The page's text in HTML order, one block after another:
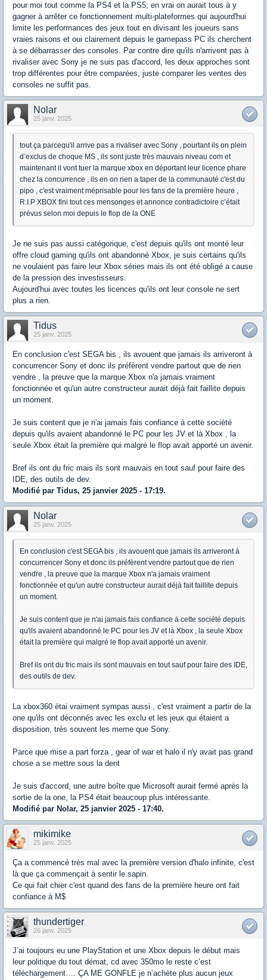
pour moi tout comme la PS4 et la PS5; en vrai on aurait tous à y
gagner à arrêter ce fonctionnement multi-plateformes qui aujourd'hui
limite les performances des jeux tout en divisant les joueurs sans
vraies raisons et oui clairement depuis le gamepass PC ils cherchent
à se débarrasser des consoles. Par contre dire qu'ils n'arrivent pas à
rivaliser avec Sony je ne suis pas d'accord, les deux approches sont
trop différentes pour être comparées, juste comparer les ventes des
consoles ne suffit pas.
Nolar
25 janv. 2025
tout ça parcequ'il arrive pas a rivaliser avec Sony , pourtant ils on plein
d’exclus de choque MS , ils sont juste très mauvais niveau com et
maintenant il vont tuer la marque xbox en déportant leur licence phare
chez la concurrence , ils en on rien a taper de la communauté c'est du
pipo , c'est vraiment méprisable pour les fans de la première heure ,
R.I.P XBOX fini tout ces mensonges et annonce contradictoire c’était
prévus selon moi depuis le flop de la ONE
Je ne suis pas aussi catégorique, c'est depuis qu'ils ont monté leur
offre cloud gaming qu'ils ont abandonné Xbox, je suis certains qu'ils
ne voulaient pas faire leur Xbox séries mais ils ont été obligé a cause
de la pression des investisseurs.
Aujourd'hui avec toutes les licences qu'ils ont leur console ne sert
plus a rien.
Tidus
25 janv. 2025
En conclusion c'est SEGA bis , ils avouent que jamais ils arriveront à
concurrencer Sony et donc ils préfèrent vendre partout que de rien
vendre , la preuve que la marque Xbox n'a jamais vraiment
fonctionnée et qu'un autre constructeur aurait déjà fait faillite depuis
un moment.
Je suis content que je n'ai jamais fais confiance à cette société
depuis qu'ils avaient abandonné le PC pour les JV et là Xbox , la
seule Xbox était la première qui malgré le flop avait apporté un avenir.
Bref ils ont du fric mais ils sont mauvais en tout sauf pour faire des
IDE, des outils de dev.
Modifié par Tidus, 25 janvier 2025 - 17:19.
Nolar
25 janv. 2025
En conclusion c'est SEGA bis , ils avouent que jamais ils arriveront à
concurrencer Sony et donc ils préfèrent vendre partout que de rien
vendre , la preuve que la marque Xbox n'a jamais vraiment
fonctionnée et qu'un autre constructeur aurait déjà fait faillite depuis
un moment.
Je suis content que je n'ai jamais fais confiance à cette société depuis
qu'ils avaient abandonné le PC pour les JV et là Xbox , la seule Xbox
était la première qui malgré le flop avait apporté un avenir.
Bref ils ont du fric mais ils sont mauvais en tout sauf pour faire des IDE,
des outils de dev.
La xbox360 étai vraiment sympas aussi , c'est vraiment a partir de la
one qu'ils ont déconnés avec les exclu et les jeux qui étaient a
disposition, très souvent les meme que Sony.
Parce que mise a part forza , gear of war et halo il n'y avait pas grand
chose a se mettre sous la dent
Je suis d'accord, une autre boîte que Microsoft aurait fermé après la
sortie de la one, la PS4 était beaucoup plus intéressante.
Modifié par Nolar, 25 janvier 2025 - 17:40.
mikimike
25 janv. 2025
Ça a commencé très mal avec la première version d'halo infinite, c'est
là que ça commençait à sentir le sapin.
Ce qui fait chier c'est quand des fans de la première heure ont fait
confiance à M$
thundertiger
26 janv. 2025
J’ai toujours eu une PlayStation et une Xbox depuis le début mais
leur politique du tout démat, cd avec 350mo le reste c’est
téléchargement…. ÇA ME GONFLE je n’achète plus aucun jeux